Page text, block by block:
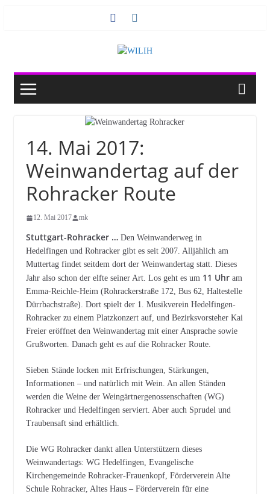
14. Mai 2017:
Weinwandertag auf der
Rohracker Route
12. Mai 2017 mk
Stuttgart-Rohracker …Den Weinwanderweg in
Hedelfingen und Rohracker gibt es seit 2007. Alljählich am
Muttertag findet seitdem dort der Weinwandertag statt. Dieses
Jahr also schon der elfte seiner Art. Los geht es um 11 Uhram
Emma-Reichle-Heim (Rohrackerstraße 172, Bus 62, Haltestelle
Dürrbachstraße). Dort spielt der 1. Musikverein Hedelfingen-
Rohracker zu einem Platzkonzert auf, und Bezirksvorsteher Kai
Freier eröffnet den Weinwandertag mit einer Ansprache sowie
Grußworten. Danach geht es auf die Rohracker Route.
Sieben Stände locken mit Erfrischungen, Stärkungen,
Informationen – und natürlich mit Wein. An allen Ständen
werden die Weine der Weingärtnergenossenschaften (WG)
Rohracker und Hedelfingen serviert. Aber auch Sprudel und
Traubensaft sind erhältlich.
Die WG Rohracker dankt allen Unterstützern dieses
Weinwandertags: WG Hedelfingen, Evangelische
Kirchengemeinde Rohracker-Frauenkopf, Förderverein Alte
Schule Rohracker, Altes Haus – Förderverein für eine